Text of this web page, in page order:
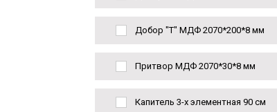
Добор "Т" МДФ 2070*200*8 мм
Притвор МДФ 2070*30*8 мм
Капитель 3-х элементная 90 см